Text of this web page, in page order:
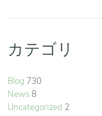
カテゴリ
Blog 730
News 8
Uncategorized 2